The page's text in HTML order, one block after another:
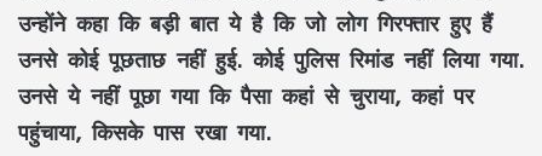
उन्होंने कहा कि बड़ी बात ये है कि जो लोग गिरफ्तार हुए हैं
उनसे कोई पूछताछ नहीं हुई. कोई पुलिस रिमांड नहीं लिया गया.
उनसे ये नहीं पूछा गया कि पैसा कहां से चुराया, कहां पर
पहुंचाया, किसके पास रखा गया.